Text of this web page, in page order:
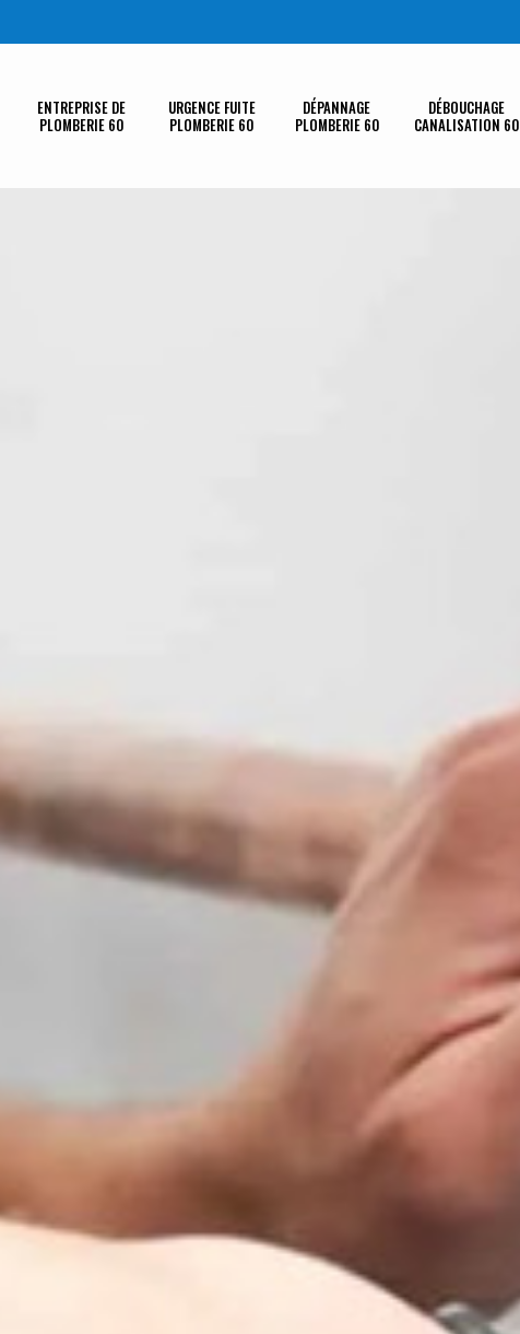
ENTREPRISE DE
PLOMBERIE 60
URGENCE FUITE
PLOMBERIE 60
DÉPANNAGE
PLOMBERIE 60
DÉBOUCHAGE
CANALISATION 60